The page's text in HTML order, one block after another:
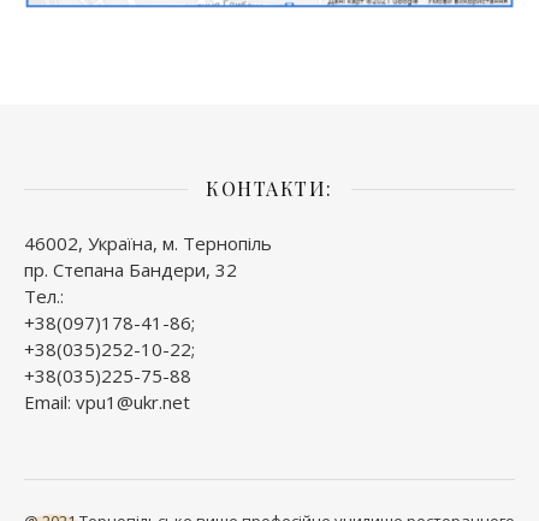
КОНТАКТИ:
46002, Україна, м. Тернопіль
пр. Степана Бандери, 32
Тел.:
+38(097)178-41-86;
+38(035)252-10-22;
+38(035)225-75-88
Email: vpu1@ukr.net